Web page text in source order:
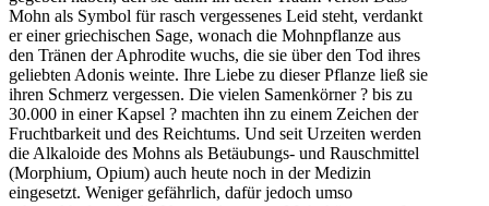
Mohn als Symbol für rasch vergessenes Leid steht, verdankt
er einer griechischen Sage, wonach die Mohnpflanze aus
den Tränen der Aphrodite wuchs, die sie über den Tod ihres
geliebten Adonis weinte. Ihre Liebe zu dieser Pflanze ließ sie
ihren Schmerz vergessen. Die vielen Samenkörner ? bis zu
30.000 in einer Kapsel ? machten ihn zu einem Zeichen der
Fruchtbarkeit und des Reichtums. Und seit Urzeiten werden
die Alkaloide des Mohns als Betäubungs- und Rauschmittel
(Morphium, Opium) auch heute noch in der Medizin
eingesetzt. Weniger gefährlich, dafür jedoch umso